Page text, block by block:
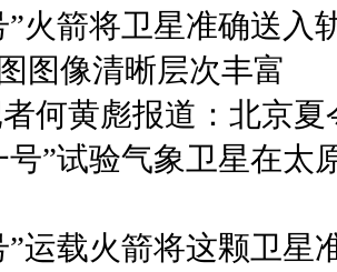
”火箭将卫星准确送入
图像清晰层次丰富
何黄彪报道：北京
号”试验气象卫星在太
”运载火箭将这颗卫星